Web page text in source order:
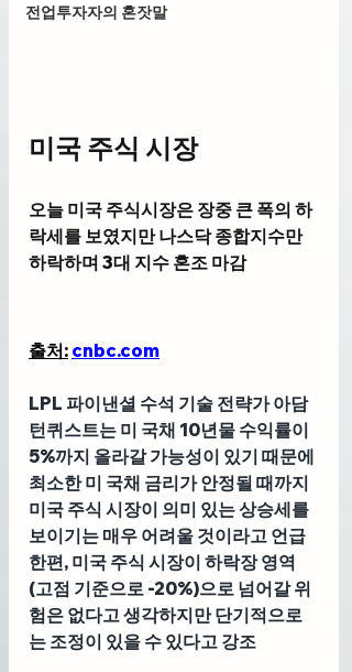
전업투자자의 혼잣말
미국 주식 시장
오늘 미국 주식시장은 장중 큰 폭의 하
락세를 보였지만 나스닥 종합지수만
하락하며 3대 지수 혼조 마감
출처: cnbc.com
LPL 파이낸셜 수석 기술 전략가 아담
턴퀴스트는 미 국채 10년물 수익률이
5%까지 올라갈 가능성이 있기 때문에
최소한 미 국채 금리가 안정될 때까지
미국 주식 시장이 의미 있는 상승세를
보이기는 매우 어려울 것이라고 언급
한편, 미국 주식 시장이 하락장 영역
(고점 기준으로 -20%)으로 넘어갈 위
험은 없다고 생각하지만 단기적으로
는 조정이 있을 수 있다고 강조